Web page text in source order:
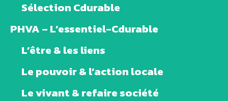
Sélection Cdurable
PHVA – L’essentiel-Cdurable
L’être & les liens
Le pouvoir & l’action locale
Le vivant & refaire société